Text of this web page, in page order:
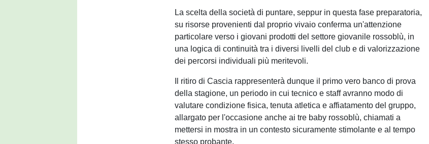
La scelta della società di puntare, seppur in questa fase preparatoria,
su risorse provenienti dal proprio vivaio conferma un'attenzione
particolare verso i giovani prodotti del settore giovanile rossoblù, in
una logica di continuità tra i diversi livelli del club e di valorizzazione
dei percorsi individuali più meritevoli.
Il ritiro di Cascia rappresenterà dunque il primo vero banco di prova
della stagione, un periodo in cui tecnico e staff avranno modo di
valutare condizione fisica, tenuta atletica e affiatamento del gruppo,
allargato per l'occasione anche ai tre baby rossoblù, chiamati a
mettersi in mostra in un contesto sicuramente stimolante e al tempo
stesso probante.